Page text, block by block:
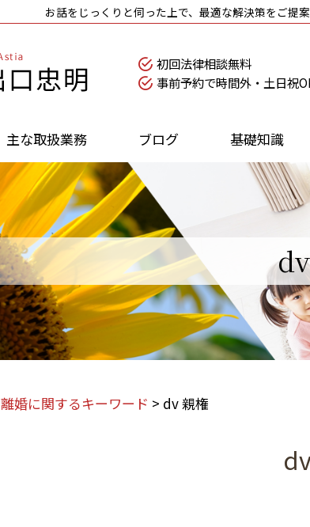
お話をじっくりと伺った上で、最適な解決策をご提
初回法律相談無料
事前予約で時間外・土日祝
主な取扱業務 ブログ 基礎知識
離婚に関するキーワード > dv 親権